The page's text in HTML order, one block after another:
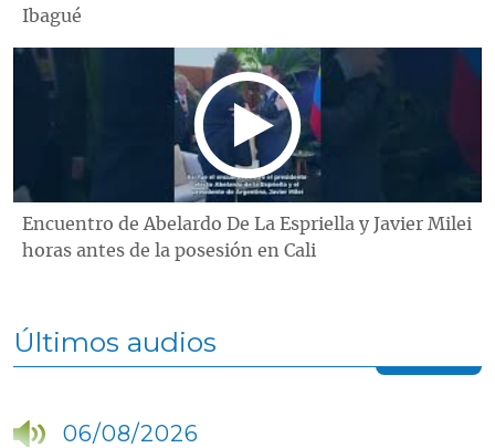
Ibagué
Encuentro de Abelardo De La Espriella y Javier Milei
horas antes de la posesión en Cali
Últimos audios
06/08/2026